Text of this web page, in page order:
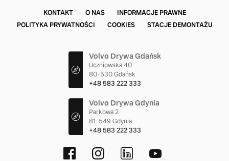
KONTAKT O NAS
INFORMACJE PRAWNE
POLITYKA PRYWATNOŚCI
COOKIES STACJE DEMONTAŻU
Volvo Drywa Gdańsk
Uczniowska 40
80-530 Gdańsk
+48 583 222 333
Volvo Drywa Gdynia
Parkowa 2
81-549 Gdynia
+48 583 222 333